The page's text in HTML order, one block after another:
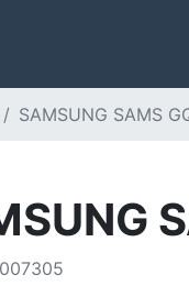
SAMSUNG SAMS